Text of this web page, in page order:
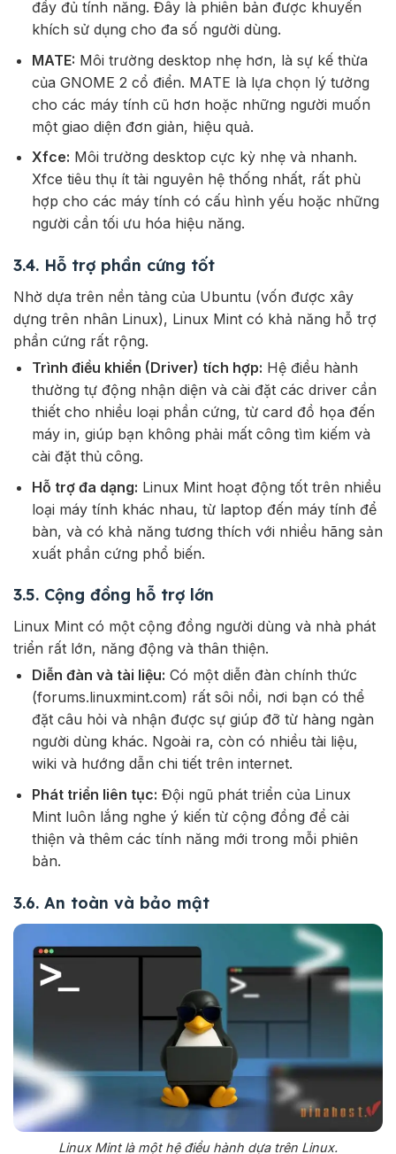
đầy đủ tính năng. Đây là phiên bản được khuyến
khích sử dụng cho đa số người dùng.
MATE: Môi trường desktop nhẹ hơn, là sự kế thừa
của GNOME 2 cổ điển. MATE là lựa chọn lý tưởng
cho các máy tính cũ hơn hoặc những người muốn
một giao diện đơn giản, hiệu quả.
Xfce: Môi trường desktop cực kỳ nhẹ và nhanh.
Xfce tiêu thụ ít tài nguyên hệ thống nhất, rất phù
hợp cho các máy tính có cấu hình yếu hoặc những
người cần tối ưu hóa hiệu năng.
3.4. Hỗ trợ phần cứng tốt
Nhờ dựa trên nền tảng của Ubuntu (vốn được xây
dựng trên nhân Linux), Linux Mint có khả năng hỗ trợ
phần cứng rất rộng.
Trình điều khiển (Driver) tích hợp: Hệ điều hành
thường tự động nhận diện và cài đặt các driver cần
thiết cho nhiều loại phần cứng, từ card đồ họa đến
máy in, giúp bạn không phải mất công tìm kiếm và
cài đặt thủ công.
Hỗ trợ đa dạng: Linux Mint hoạt động tốt trên nhiều
loại máy tính khác nhau, từ laptop đến máy tính để
bàn, và có khả năng tương thích với nhiều hãng sản
xuất phần cứng phổ biến.
3.5. Cộng đồng hỗ trợ lớn
Linux Mint có một cộng đồng người dùng và nhà phát
triển rất lớn, năng động và thân thiện.
Diễn đàn và tài liệu: Có một diễn đàn chính thức
(forums.linuxmint.com) rất sôi nổi, nơi bạn có thể
đặt câu hỏi và nhận được sự giúp đỡ từ hàng ngàn
người dùng khác. Ngoài ra, còn có nhiều tài liệu,
wiki và hướng dẫn chi tiết trên internet.
Phát triển liên tục: Đội ngũ phát triển của Linux
Mint luôn lắng nghe ý kiến từ cộng đồng để cải
thiện và thêm các tính năng mới trong mỗi phiên
bản.
3.6. An toàn và bảo mật
Linux Mint là một hệ điều hành dựa trên Linux.